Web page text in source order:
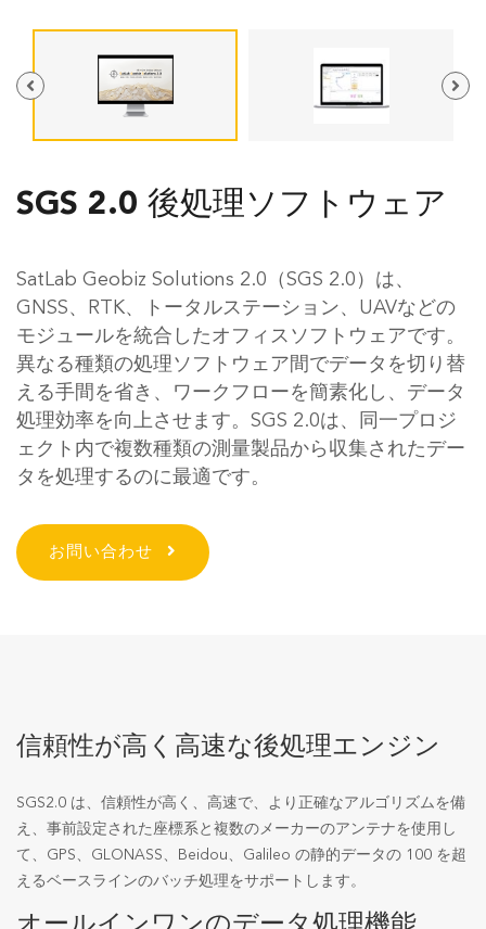
SGS 2.0 後処理ソフトウェア
SatLab Geobiz Solutions 2.0（SGS 2.0）は、
GNSS、RTK、トータルステーション、UAVなどの
モジュールを統合したオフィスソフトウェアです。
異なる種類の処理ソフトウェア間でデータを切り替
える手間を省き、ワークフローを簡素化し、データ
処理効率を向上させます。SGS 2.0は、同一プロジ
ェクト内で複数種類の測量製品から収集されたデー
タを処理するのに最適です。
お問い合わせ
信頼性が高く高速な後処理エンジン
SGS2.0 は、信頼性が高く、高速で、より正確なアルゴリズムを備
え、事前設定された座標系と複数のメーカーのアンテナを使用し
て、GPS、GLONASS、Beidou、Galileo の静的データの 100 を超
えるベースラインのバッチ処理をサポートします。